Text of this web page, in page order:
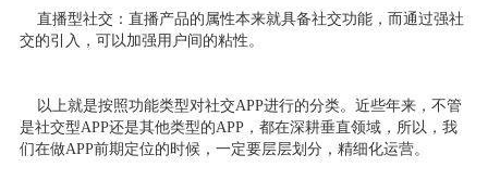
直播型社交：直播产品的属性本来就具备社交功能，而通过强社
交的引入，可以加强用户间的粘性。
以上就是按照功能类型对社交APP进行的分类。近些年来，不管
是社交型APP还是其他类型的APP，都在深耕垂直领域，所以，我
们在做APP前期定位的时候，一定要层层划分，精细化运营。